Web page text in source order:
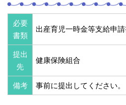
必要
書類
出産育児一時金等支給申請
提出
先
健康保険組合
備考 事前に提出してください。